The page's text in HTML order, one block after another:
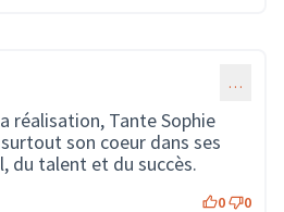
…
réalisation, Tante Sophie
son coeur dans ses
du talent et du succès.
0 0